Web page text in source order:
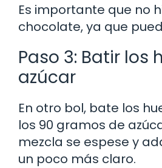
Es importante que no
chocolate, ya que
Paso 3: Batir los
azúcar
En otro bol, bate los
los 90 gramos de
mezcla se espese y
un poco más claro.